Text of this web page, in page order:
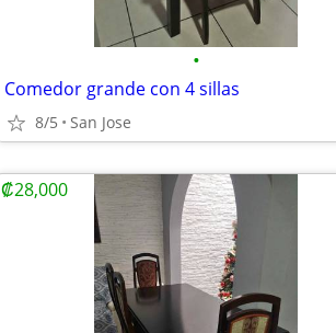
•
Comedor grande con 4 sillas
8/5 San Jose
₡28,000